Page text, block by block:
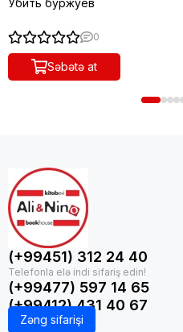
0
Səbətə at
(+99451) 312 24 40
(+99477) 597 14 65
(+99412) 431 40 67
Zəng sifarişi